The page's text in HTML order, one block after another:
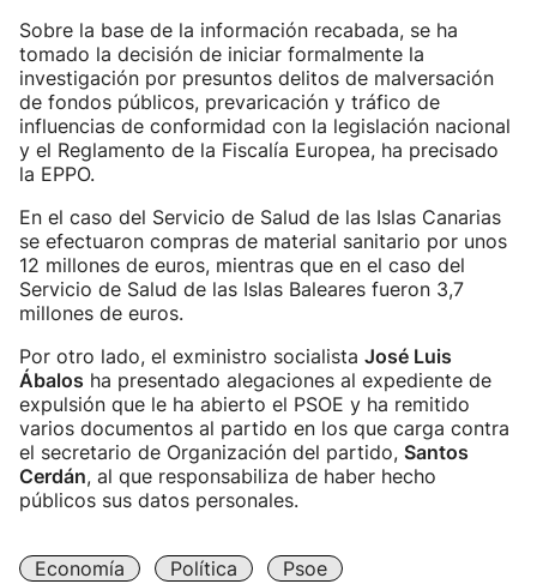
Sobre la base de la información recabada, se ha
tomado la decisión de iniciar formalmente la
investigación por presuntos delitos de malversación
de fondos públicos, prevaricación y tráfico de
influencias de conformidad con la legislación nacional
y el Reglamento de la Fiscalía Europea, ha precisado
la EPPO.
En el caso del Servicio de Salud de las Islas Canarias
se efectuaron compras de material sanitario por unos
12 millones de euros, mientras que en el caso del
Servicio de Salud de las Islas Baleares fueron 3,7
millones de euros.
Por otro lado, el exministro socialista José Luis
Ábalos ha presentado alegaciones al expediente de
expulsión que le ha abierto el PSOE y ha remitido
varios documentos al partido en los que carga contra
el secretario de Organización del partido, Santos
Cerdán, al que responsabiliza de haber hecho
públicos sus datos personales.
Economía Política
Psoe